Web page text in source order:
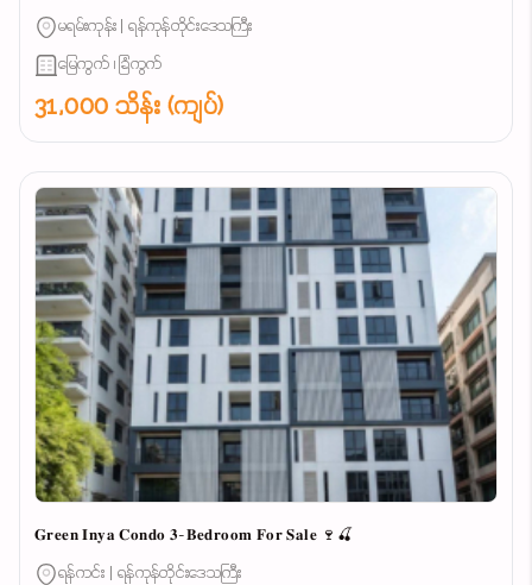
မရမ်းကုန်း | ရန်ကုန်တိုင်းဒေသကြီး
မြေကွက် ၊ ခြံကွက်
31,000 သိန်း (ကျပ်)
𝐆𝐫𝐞𝐞𝐧 𝐈𝐧𝐲𝐚 𝐂𝐨𝐧𝐝𝐨 𝟑-𝐁𝐞𝐝𝐫𝐨𝐨𝐦 𝐅𝐨𝐫 𝐒𝐚𝐥𝐞 🍷🍒
ရန်ကင်း | ရန်ကုန်တိုင်းဒေသကြီး